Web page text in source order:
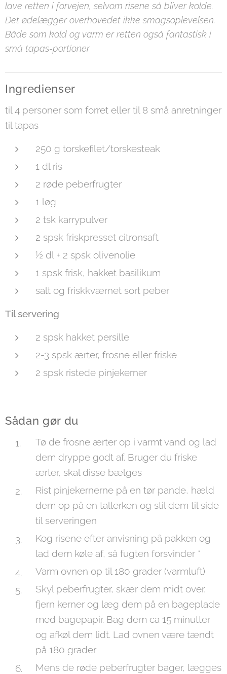
lave retten i forvejen, selvom risene så bliver kolde.
Det ødelægger overhovedet ikke smagsoplevelsen.
Både som kold og varm er retten også fantastisk i
små tapas-portioner
Ingredienser
til 4 personer som forret eller til 8 små anretninger
til tapas
250 g torskefilet/torskesteak
1 dl ris
2 røde peberfrugter
1 løg
2 tsk karrypulver
2 spsk friskpresset citronsaft
½ dl + 2 spsk olivenolie
1 spsk frisk, hakket basilikum
salt og friskkværnet sort peber
Til servering
2 spsk hakket persille
2-3 spsk ærter, frosne eller friske
2 spsk ristede pinjekerner
Sådan gør du
Tø de frosne ærter op i varmt vand og lad
dem dryppe godt af. Bruger du friske
ærter, skal disse bælges
Rist pinjekernerne på en tør pande, hæld
dem op på en tallerken og stil dem til side
til serveringen
Kog risene efter anvisning på pakken og
lad dem køle af, så fugten forsvinder *
Varm ovnen op til 180 grader (varmluft)
Skyl peberfrugter, skær dem midt over,
fjern kerner og læg dem på en bageplade
med bagepapir. Bag dem ca 15 minutter
og afkøl dem lidt. Lad ovnen være tændt
på 180 grader
Mens de røde peberfrugter bager, lægges